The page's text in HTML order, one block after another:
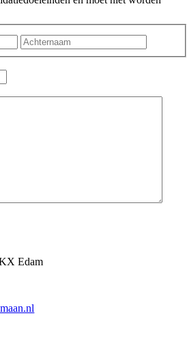
Voornaam
Edam